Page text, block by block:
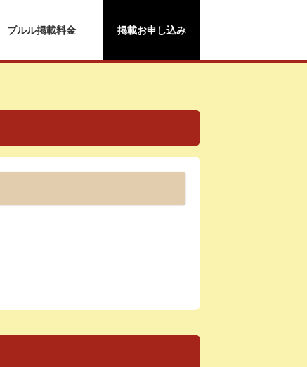
ブルル掲載料金 掲載お申し込み